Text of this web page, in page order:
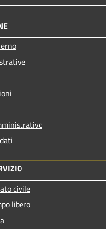
civile
libero